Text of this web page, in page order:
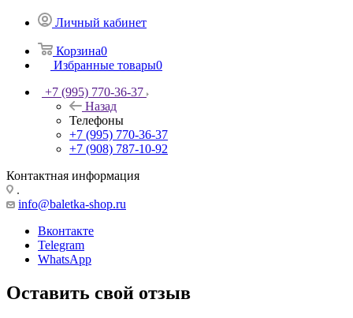
Личный кабинет
Корзина0
Избранные товары0
+7 (995) 770-36-37
Назад
Телефоны
+7 (995) 770-36-37
+7 (908) 787-10-92
Контактная информация
.
info@baletka-shop.ru
Вконтакте
Telegram
WhatsApp
Оставить свой отзыв